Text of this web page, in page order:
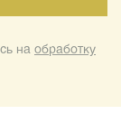
на обработку